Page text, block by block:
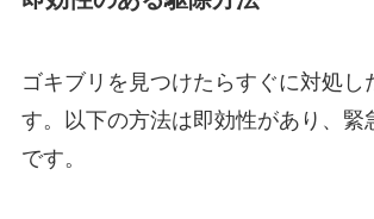
ゴキブリを見つけたらすぐに対処し
す。以下の方法は即効性があり、緊
です。